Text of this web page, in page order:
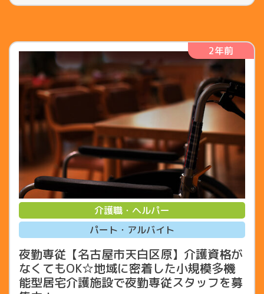
2年前
介護職・ヘルパー
パート・アルバイト
夜勤専従【名古屋市天白区原】介護資格が
なくてもOK☆地域に密着した小規模多機
能型居宅介護施設で夜勤専従スタッフを募